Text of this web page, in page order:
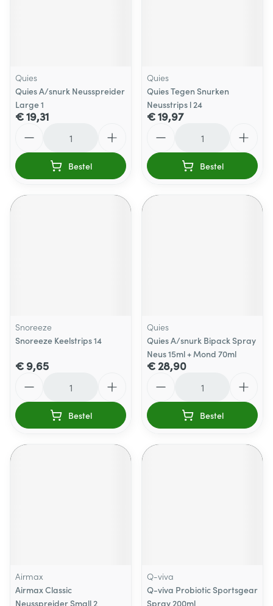
Quies
Quies A/snurk Neusspreider
Large 1
€ 19,31
Bestel
Quies
Quies Tegen Snurken
Neusstrips l 24
€ 19,97
Bestel
Snoreeze
Snoreeze Keelstrips 14
€ 9,65
Bestel
Quies
Quies A/snurk Bipack Spray
Neus 15ml + Mond 70ml
€ 28,90
Bestel
Airmax
Airmax Classic
Neusspreider Small 2
Q-viva
Q-viva Probiotic Sportsgear
Spray 200ml